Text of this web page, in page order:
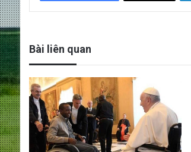
Bài liên quan